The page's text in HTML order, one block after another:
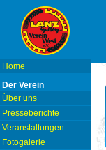
Home
Der Verein
Über uns
Presseberichte
Veranstaltungen
Fotogalerie